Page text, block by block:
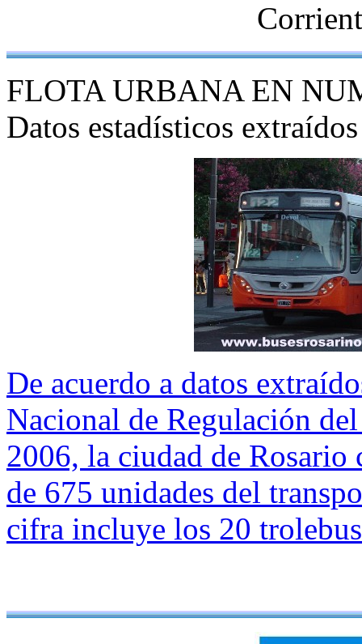
FLOTA URBANA EN
Datos estadísticos
De acuerdo a datos
Nacional de Regulación
2006, la ciudad de
de 675 unidades del
cifra incluye los 20